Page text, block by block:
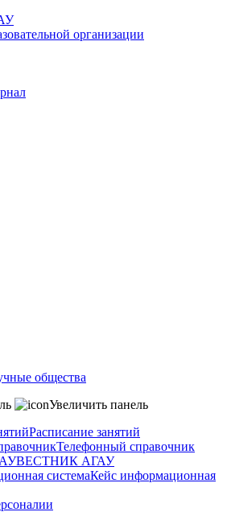
организации
общества
Увеличить панель
Расписание занятий
Телефонный справочник
ВЕСТНИК АГАУ
Кейс информационная